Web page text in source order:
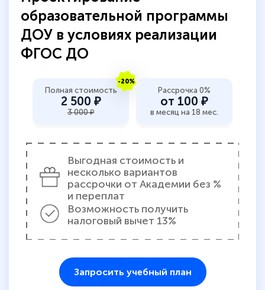
пособий и учебников доступно на время
прохождения курса, удобная система
аттестации, проблем не возникло ни на
каком этапе…
образовательной программы
ДОУ в условиях реализации
ФГОС ДО
-20%
Полная стоимость
2 500 ₽
3 000 ₽
Рассрочка 0%
от 100 ₽
в месяц на 18 мес.
Выгодная стоимость и
несколько вариантов
рассрочки от Академии без %
и переплат
Возможность получить
налоговый вычет 13%
Запросить учебный план